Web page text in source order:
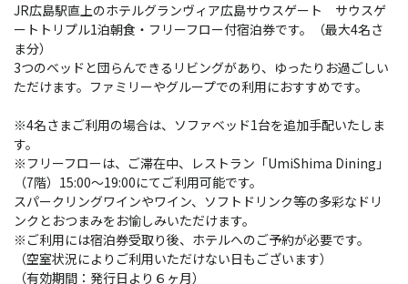
JR広島駅直上のホテルグランヴィア広島サウスゲート サウスゲ
ートトリプル1泊朝食・フリーフロー付宿泊券です。（最大4名さ
ま分）
3つのベッドと団らんできるリビングがあり、ゆったりお過ごしい
ただけます。ファミリーやグループでの利用におすすめです。
※4名さまご利用の場合は、ソファベッド1台を追加手配いたしま
す。
※フリーフローは、ご滞在中、レストラン「UmiShima Dining」
（7階）15:00～19:00にてご利用可能です。
スパークリングワインやワイン、ソフトドリンク等の多彩なドリ
ンクとおつまみをお愉しみいただけます。
※ご利用には宿泊券受取り後、ホテルへのご予約が必要です。
（空室状況によりご利用いただけない日もございます）
（有効期間：発行日より６ヶ月）